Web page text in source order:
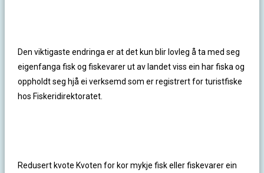
Den viktigaste endringa er at det kun blir lovleg å ta med seg
eigenfanga fisk og fiskevarer ut av landet viss ein har fiska og
oppholdt seg hjå ei verksemd som er registrert for turistfiske
hos Fiskeridirektoratet.
Redusert kvote Kvoten for kor mykje fisk eller fiskevarer ein